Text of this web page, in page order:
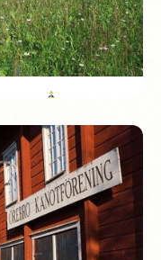
boeken van
huis, Mårbacka, is
en locals